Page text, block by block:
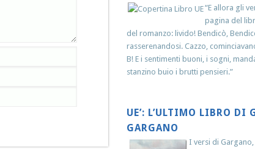
“E allora gli
pagina del
del romanzo: livido! Bendicò,
rasserenandosi. Cazzo,
B! E i sentimenti buoni, i sogni,
stanzino buio i brutti pensieri.”
UE’: L’ULTIMO LIBRO DI
GARGANO
I versi di